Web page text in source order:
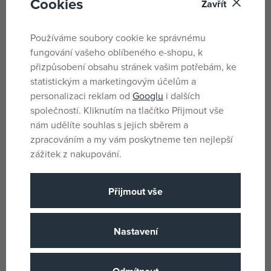
T-TOMI BIO Vícevrstvá
DMOC:189 Kč
167 Kč
Pleny bavlna Premium
199 Kč
Pleny bavlna Premium
230 Kč
BabyOno Mušelínové pleny 3ks
růžové
skladem
195 Kč
Zavřít
Používáme soubory cookie ke správnému
fungování vašeho oblíbeného e-shopu, k
přizpůsobení obsahu stránek vašim potřebám, ke
statistickým a marketingovým účelům a
personalizaci reklam od Googlu i dalších
společností. Kliknutím na tlačítko Přijmout vše
nám udělíte souhlas s jejich sběrem a
zpracováním a my vám poskytneme ten nejlepší
zážitek z nakupování.
Přijmout vše
Nastavení